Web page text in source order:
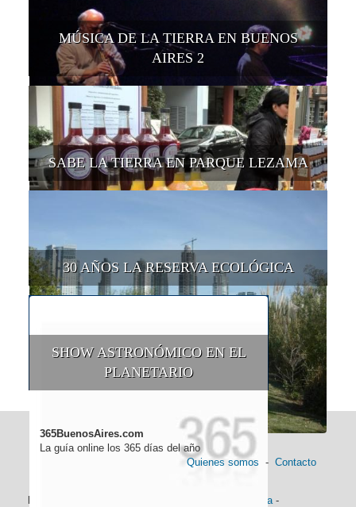
MÚSICA DE LA TIERRA EN BUENOS
AIRES 2
SABE LA TIERRA EN PARQUE LEZAMA
30 AÑOS LA RESERVA ECOLÓGICA
SHOW ASTRONÓMICO EN EL
PLANETARIO
365BuenosAires.com
La guía online los 365 días del año
Quienes somos - Contacto
Historia -